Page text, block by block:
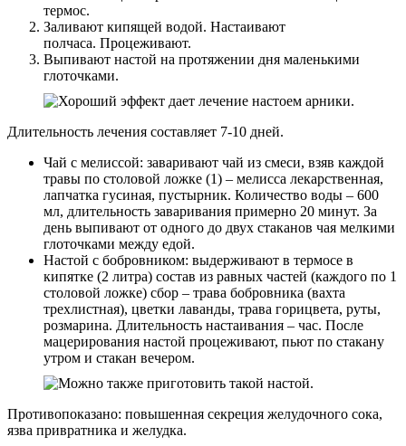
термос.
Заливают кипящей водой. Настаивают
полчаса. Процеживают.
Выпивают настой на протяжении дня маленькими
глоточками.
Длительность лечения составляет 7-10 дней.
Чай с мелиссой: заваривают чай из смеси, взяв каждой
травы по столовой ложке (1) – мелисса лекарственная,
лапчатка гусиная, пустырник. Количество воды – 600
мл, длительность заваривания примерно 20 минут. За
день выпивают от одного до двух стаканов чая мелкими
глоточками между едой.
Настой с бобровником: выдерживают в термосе в
кипятке (2 литра) состав из равных частей (каждого по 1
столовой ложке) сбор – трава бобровника (вахта
трехлистная), цветки лаванды, трава горицвета, руты,
розмарина. Длительность настаивания – час. После
мацерирования настой процеживают, пьют по стакану
утром и стакан вечером.
Противопоказано: повышенная секреция желудочного сока,
язва привратника и желудка.